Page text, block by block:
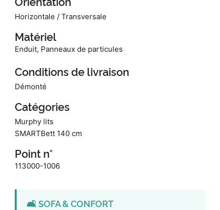
Horizontale / Transversale
Matériel
Enduit, Panneaux de particules
Conditions de livraison
Démonté
Catégories
Murphy lits
SMARTBett 140 cm
Point n°
113000-1006
🛋️ SOFA & CONFORT